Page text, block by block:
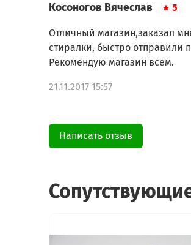
Косоногов Вячеслав 5
Отличный магазин,заказал
стиралки, быстро отправили
Рекомендую магазин всем.
21.11.2017 15:57
Написать отзыв